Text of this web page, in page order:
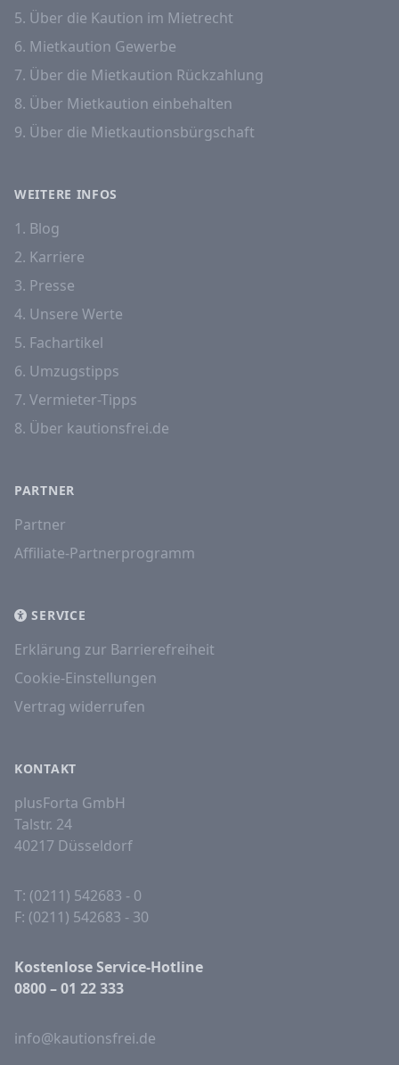
5. Über die Kaution im Mietrecht
6. Mietkaution Gewerbe
7. Über die Mietkaution Rückzahlung
8. Über Mietkaution einbehalten
9. Über die Mietkautionsbürgschaft
WEITERE INFOS
1. Blog
2. Karriere
3. Presse
4. Unsere Werte
5. Fachartikel
6. Umzugstipps
7. Vermieter-Tipps
8. Über kautionsfrei.de
PARTNER
Partner
Affiliate-Partnerprogramm
SERVICE
Erklärung zur Barrierefreiheit
Cookie-Einstellungen
Vertrag widerrufen
KONTAKT
plusForta GmbH
Talstr. 24
40217 Düsseldorf
T: (0211) 542683 - 0
F: (0211) 542683 - 30
Kostenlose Service-Hotline
0800 – 01 22 333
info@kautionsfrei.de